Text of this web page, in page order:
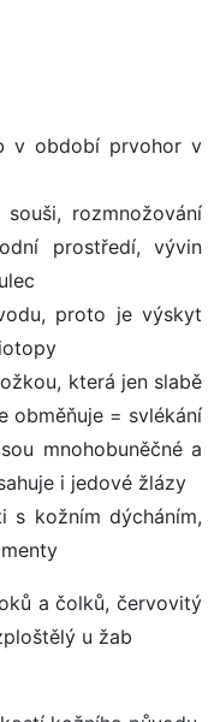
v období prvohor v
rozmnožování
prostředí, vývin
proto je výskyt
která jen slabě
obměňuje = svlékání
mnohobuněčné a
i jedové žlázy
s kožním dýcháním,
a čolků, červovitý
u žab